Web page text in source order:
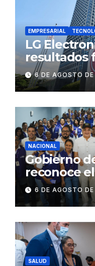
EMPRESARIAL
LG
resultados
segundo
6 DE AGOSTO
NACIONAL
Gobierno
reconoce
que
servicio
Nuestros
de la niñez
6 DE AGOSTO
SALUD